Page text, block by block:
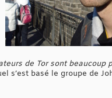
de Tor sont beaucoup
s’est basé le groupe de